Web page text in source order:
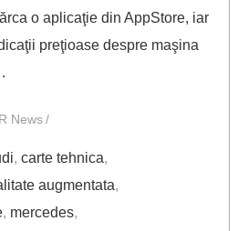
o aplicaţie din AppStore, iar
preţioase despre maşina
News
, carte tehnica,
augmentata,
, mercedes,